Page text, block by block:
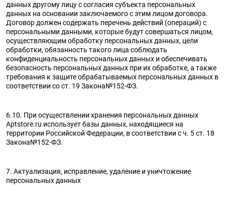
данных другому лицу с согласия субъекта персональных
данных на основании заключаемого с этим лицом договора.
Договор должен содержать перечень действий (операций) с
персональными данными, которые будут совершаться лицом,
осуществляющим обработку персональных данных, цели
обработки, обязанность такого лица соблюдать
конфиденциальность персональных данных и обеспечивать
безопасность персональных данных при их обработке, а также
требования к защите обрабатываемых персональных данных в
соответствии со ст. 19 Закона№152-ФЗ.
6.10. При осуществлении хранения персональных данных
Aptstore.ru использует базы данных, находящиеся на
территории Российской Федерации, в соответствии с ч. 5 ст. 18
Закона№152-ФЗ.
7. Актуализация, исправление, удаление и уничтожение
персональных данных